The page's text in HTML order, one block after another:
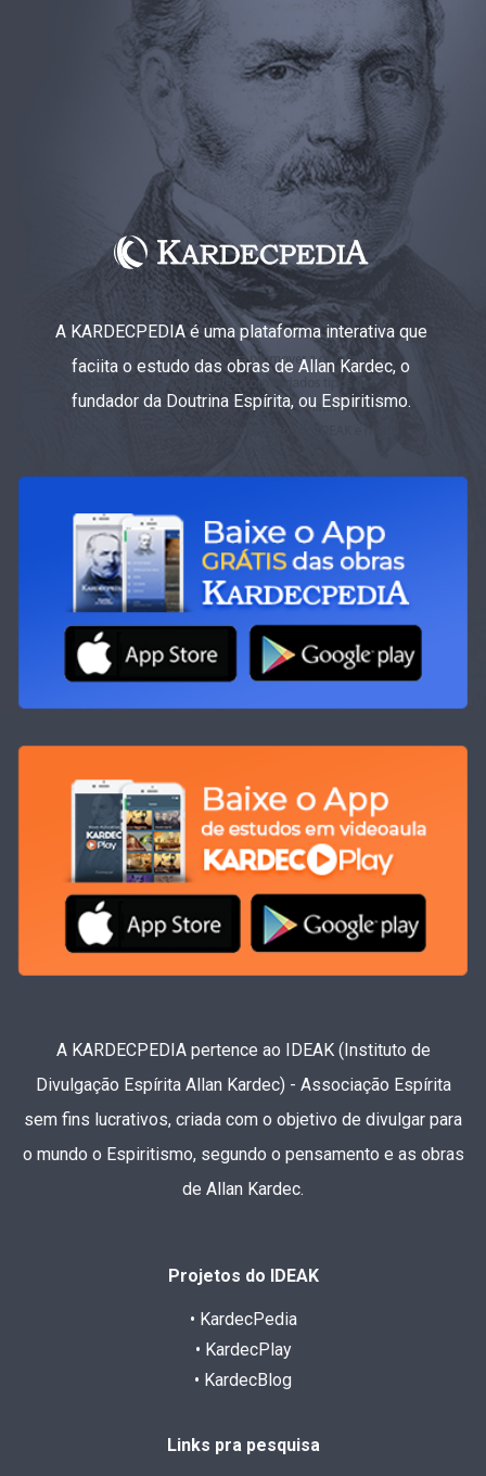
A KARDECPEDIA é uma plataforma interativa que
faciita o estudo das obras de Allan Kardec, o
fundador da Doutrina Espírita, ou Espiritismo.
A KARDECPEDIA pertence ao IDEAK (Instituto de
Divulgação Espírita Allan Kardec) - Associação Espírita
sem fins lucrativos, criada com o objetivo de divulgar para
o mundo o Espiritismo, segundo o pensamento e as obras
de Allan Kardec.
Projetos do IDEAK
• KardecPedia
• KardecPlay
• KardecBlog
Links pra pesquisa